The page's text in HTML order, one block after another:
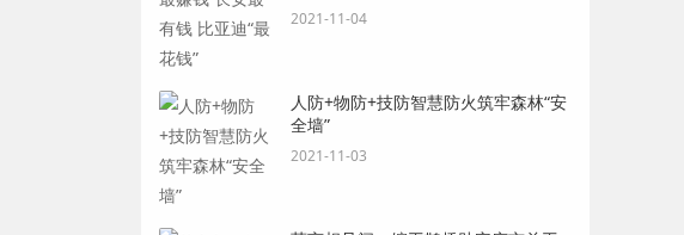
2021-11-04
人防+物防+技防智慧防火筑牢森林“安
全墙”
2021-11-03